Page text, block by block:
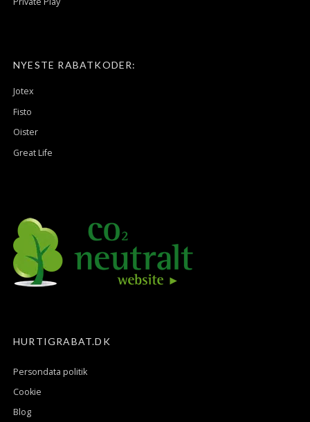
NYESTE RABATKODER:
Jotex
Fisto
Oister
Great Life
HURTIGRABAT.DK
Persondata politik
Cookie
Blog